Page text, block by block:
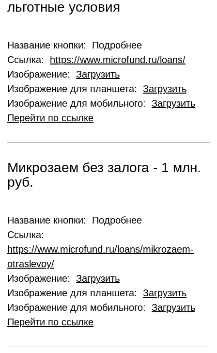
льготные условия
Название кнопки: Подробнее
Ссылка:
https://www.microfund.ru/loans/
Изображение: Загрузить
Изображение для планшета: Загрузить
Изображение для мобильного: Загрузить
Перейти по ссылке
Микрозаем без залога - 1 млн.
руб.
Название кнопки: Подробнее
Ссылка:
https://www.microfund.ru/loans/mikrozaem-
otraslevoy/
Изображение: Загрузить
Изображение для планшета: Загрузить
Изображение для мобильного: Загрузить
Перейти по ссылке